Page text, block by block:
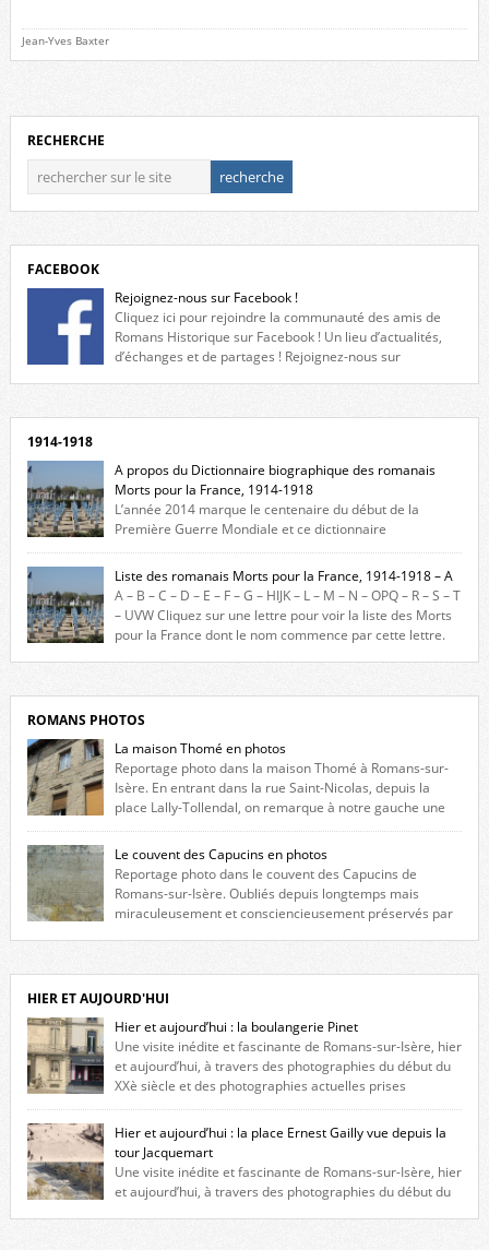
Jean-Yves Baxter
RECHERCHE
FACEBOOK
Rejoignez-nous sur Facebook !
Cliquez ici pour rejoindre la communauté des amis de
Romans Historique sur Facebook ! Un lieu d’actualités,
d’échanges et de partages ! Rejoignez-nous sur
1914-1918
A propos du Dictionnaire biographique des romanais
Morts pour la France, 1914-1918
L’année 2014 marque le centenaire du début de la
Première Guerre Mondiale et ce dictionnaire
biographique veut rendre hommage aux romanais Morts pour la
France durant ce conflit. La base de cette recherche historique est
constituée des noms gravés sur les plaques commémoratives de
l’Hôtel de Ville, du lycée du Dauphiné et du lycée Triboulet, […]
Liste des romanais Morts pour la France, 1914-1918 – A
A – B – C – D – E – F – G – HIJK – L – M – N – OPQ – R – S – T
– UVW Cliquez sur une lettre pour voir la liste des Morts
pour la France dont le nom commence par cette lettre.
ROMANS PHOTOS
La maison Thomé en photos
Reportage photo dans la maison Thomé à Romans-sur-
Isère. En entrant dans la rue Saint-Nicolas, depuis la
place Lally-Tollendal, on remarque à notre gauche une
maison construite au XVIè siècle. Les deux façades sont ornées de
fenêtres jumelles à meneaux. Entre ces deux étages, on peut voir une
niche qui contient une statue de la Vierge. […]
Le couvent des Capucins en photos
Reportage photo dans le couvent des Capucins de
Romans-sur-Isère. Oubliés depuis longtemps mais
miraculeusement et consciencieusement préservés par
l’histoire de la redécouverte de vestiges du couvent des Capucins ! Petit
retour sur l’histoire […]
HIER ET AUJOURD'HUI
Hier et aujourd’hui : la boulangerie Pinet
Une visite inédite et fascinante de Romans-sur-Isère, hier
et aujourd’hui, à travers des photographies du début du
XXè siècle et des photographies actuelles prises
exactement dans le même cadre ! A l’angle de la place Jean Jaurès et de
l’avenue Victor Hugo (à côté d’Intermarché), à Romans. La boulangerie
Jules Pinet est inscrite dans le […]
Hier et aujourd’hui : la place Ernest Gailly vue depuis la
tour Jacquemart
Une visite inédite et fascinante de Romans-sur-Isère, hier
et aujourd’hui, à travers des photographies du début du